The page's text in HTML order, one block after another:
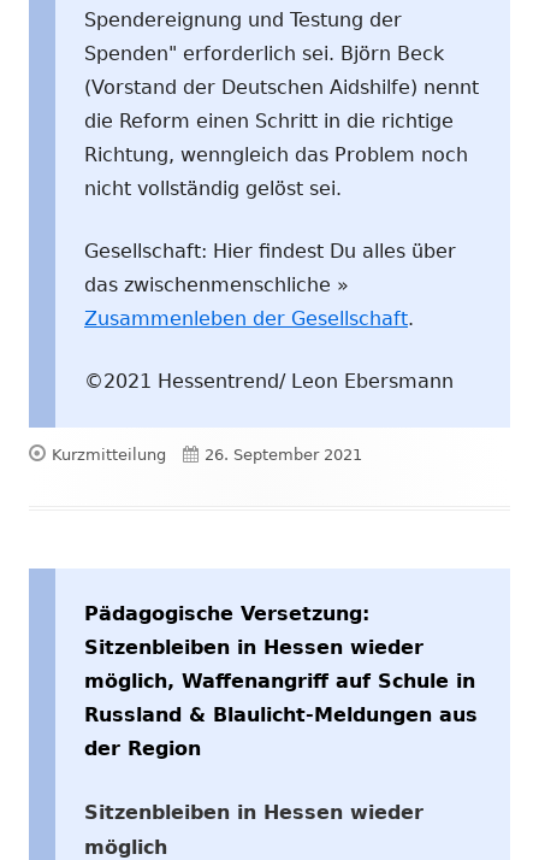
Spendereignung und Testung der
Spenden" erforderlich sei. Björn Beck
(Vorstand der Deutschen Aidshilfe) nennt
die Reform einen Schritt in die richtige
Richtung, wenngleich das Problem noch
nicht vollständig gelöst sei.
Gesellschaft: Hier findest Du alles über
das zwischenmenschliche »
Zusammenleben der Gesellschaft.
©2021 Hessentrend/ Leon Ebersmann
Format
Kurzmitteilung Veröffentlicht
26. September 2021
Pädagogische Versetzung:
Sitzenbleiben in Hessen wieder
möglich, Waffenangriff auf Schule in
Russland & Blaulicht-Meldungen aus
der Region
Sitzenbleiben in Hessen wieder
möglich